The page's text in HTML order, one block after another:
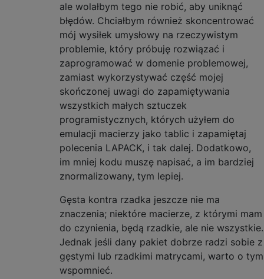
ale wolałbym tego nie robić, aby uniknąć
błędów. Chciałbym również skoncentrować
mój wysiłek umysłowy na rzeczywistym
problemie, który próbuję rozwiązać i
zaprogramować w domenie problemowej,
zamiast wykorzystywać część mojej
skończonej uwagi do zapamiętywania
wszystkich małych sztuczek
programistycznych, których użyłem do
emulacji macierzy jako tablic i zapamiętaj
polecenia LAPACK, i tak dalej. Dodatkowo,
im mniej kodu muszę napisać, a im bardziej
znormalizowany, tym lepiej.
Gęsta kontra rzadka jeszcze nie ma
znaczenia; niektóre macierze, z którymi mam
do czynienia, będą rzadkie, ale nie wszystkie.
Jednak jeśli dany pakiet dobrze radzi sobie z
gęstymi lub rzadkimi matrycami, warto o tym
wspomnieć.